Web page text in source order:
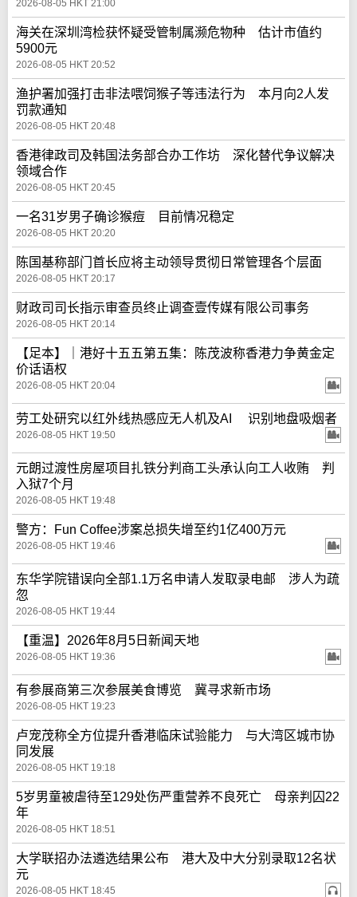
2026-08-05 HKT 21:00
海关在深圳湾检获怀疑受管制属濒危物种 估计市值约
5900元
2026-08-05 HKT 20:52
渔护署加强打击非法喂饲猴子等违法行为 本月向2人发
罚款通知
2026-08-05 HKT 20:48
香港律政司及韩国法务部合办工作坊 深化替代争议解决
领域合作
2026-08-05 HKT 20:45
一名31岁男子确诊猴痘 目前情况稳定
2026-08-05 HKT 20:20
陈国基称部门首长应将主动领导贯彻日常管理各个层面
2026-08-05 HKT 20:17
财政司司长指示审查员终止调查壹传媒有限公司事务
2026-08-05 HKT 20:14
【足本】｜港好十五五第五集：陈茂波称香港力争黄金定
价话语权
2026-08-05 HKT 20:04
劳工处研究以红外线热感应无人机及AI 识别地盘吸烟者
2026-08-05 HKT 19:50
元朗过渡性房屋项目扎铁分判商工头承认向工人收贿 判
入狱7个月
2026-08-05 HKT 19:48
警方：Fun Coffee涉案总损失增至约1亿400万元
2026-08-05 HKT 19:46
东华学院错误向全部1.1万名申请人发取录电邮 涉人为疏
忽
2026-08-05 HKT 19:44
【重温】2026年8月5日新闻天地
2026-08-05 HKT 19:36
有参展商第三次参展美食博览 冀寻求新市场
2026-08-05 HKT 19:23
卢宠茂称全方位提升香港临床试验能力 与大湾区城市协
同发展
2026-08-05 HKT 19:18
5岁男童被虐待至129处伤严重营养不良死亡 母亲判囚22
年
2026-08-05 HKT 18:51
大学联招办法遴选结果公布 港大及中大分别录取12名状
元
2026-08-05 HKT 18:45